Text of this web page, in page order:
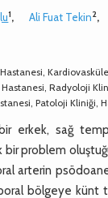
1, Ali Fuat Tekin2,
Radyoloji
Patoloji Kliniği,
erkek, sağ
problem
arterin
bölgeye künt